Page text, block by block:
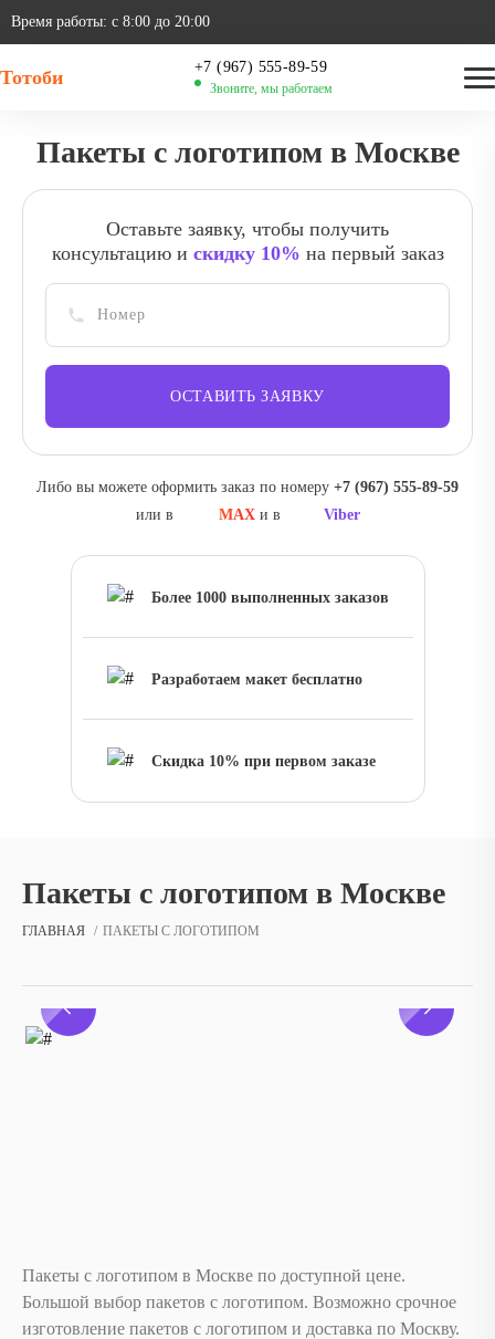
Время работы: с 8:00 до 20:00
Тотоби ‪+7 (967) 555-89-59
Звоните, мы работаем
Пакеты с логотипом в Москве
Более 1000 выполненных заказов
Разработаем макет бесплатно
Скидка 10% при первом заказе
Оставьте заявку, чтобы получить
консультацию и скидку 10% на первый заказ
ОСТАВИТЬ ЗАЯВКУ
Либо вы можете оформить заказ по номеру ‪+7 (967) 555-89-59
или в
MAXи в Viber
Пакеты с логотипом в Москве
ГЛАВНАЯ ПАКЕТЫ С ЛОГОТИПОМ
Пакеты с логотипом в Москве по доступной цене.
Большой выбор пакетов с логотипом. Возможно срочное
изготовление пакетов с логотипом и доставка по Москву.